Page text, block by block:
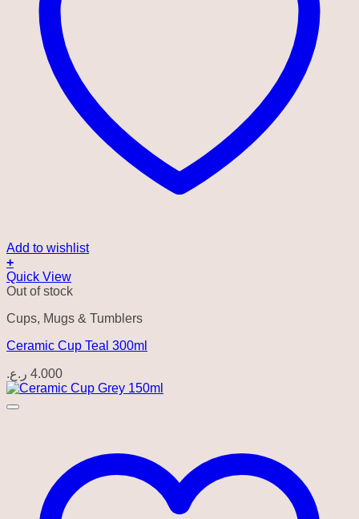
Add to wishlist
+
Quick View
Out of stock
Cups, Mugs & Tumblers
Ceramic Cup Teal 300ml
4.000 ر.ع.